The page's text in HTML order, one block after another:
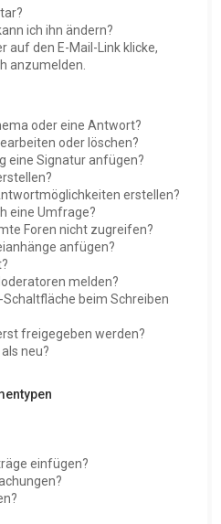
ich ihn ändern?
auf den E-Mail-Link klicke,
anzumelden.
oder eine Antwort?
oder löschen?
eine Signatur anfügen?
erstellen?
eine Umfrage?
Foren nicht zugreifen?
anfügen?
melden?
Schaltfläche beim Schreiben
freigegeben werden?
neu?
einfügen?